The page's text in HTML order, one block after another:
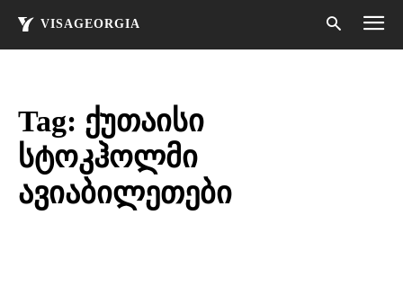
VISAGEORGIA
Tag: ქუთაისი
სტოკჰოლმი
ავიაბილეთები